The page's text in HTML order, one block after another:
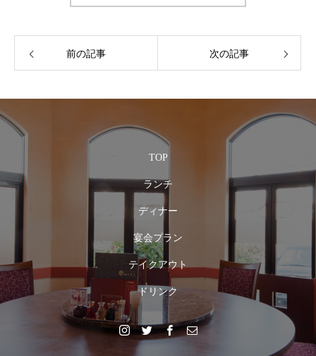
前の記事 次の記事
TOP
ランチ
ディナー
宴会プラン
テイクアウト
ドリンク